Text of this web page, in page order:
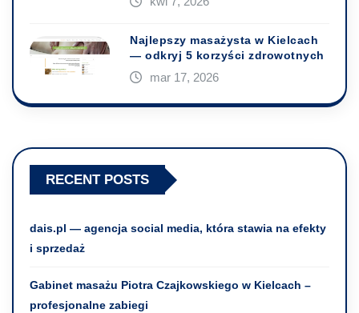
Najlepszy masażysta w Kielcach
— odkryj 5 korzyści zdrowotnych
mar 17, 2026
RECENT POSTS
dais.pl — agencja social media, która stawia na efekty
i sprzedaż
Gabinet masażu Piotra Czajkowskiego w Kielcach –
profesjonalne zabiegi